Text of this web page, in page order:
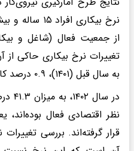
از جمعیت فعال (شاغل و
تغییرات نرخ بیکاری حاکی
به سال قبل (۱۴۰۱)، ۰.۹ درصد کاهش یافته است.
نظر اقتصادی فعال بوده‌اند،
قرار گرفته‌اند. بررسی